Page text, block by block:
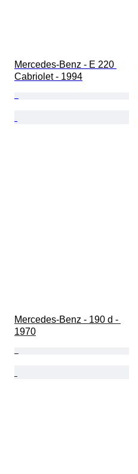
Mercedes-Benz - E 220
Cabriolet - 1994
Mercedes-Benz - 190 d -
1970